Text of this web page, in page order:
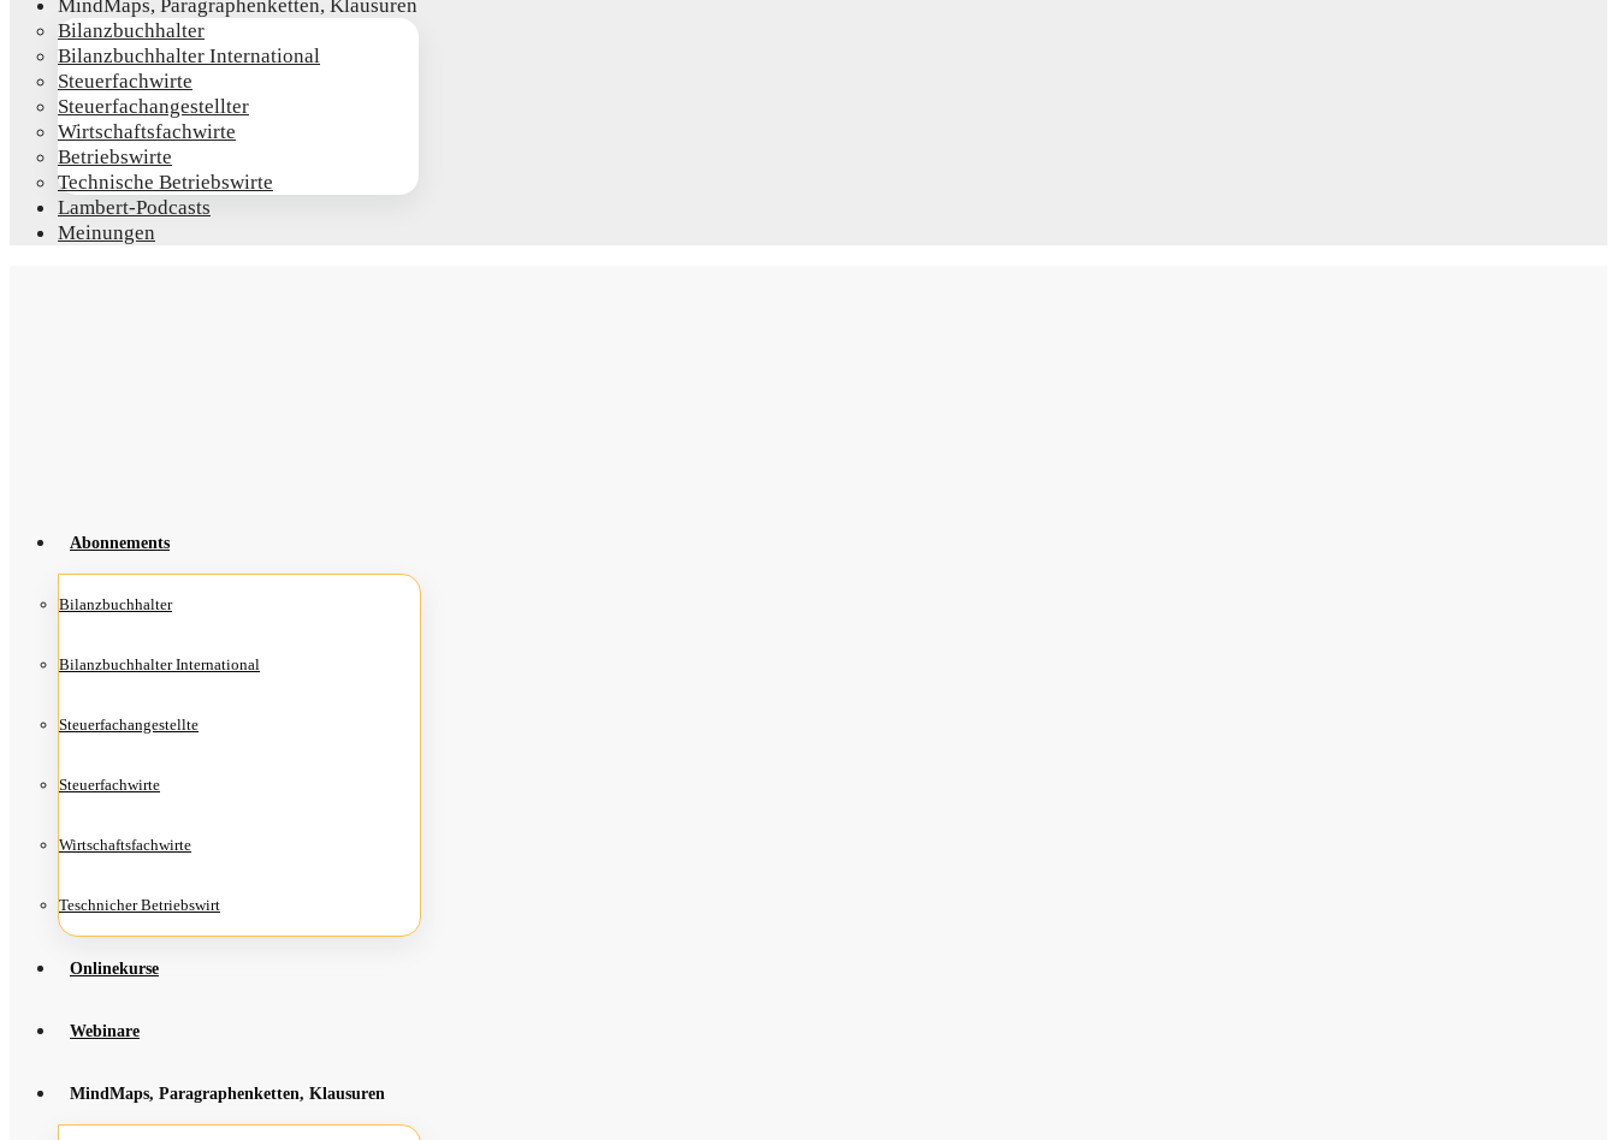
Mind­Maps, Para­gra­phen­ket­ten, Klausuren
Bilanz­buch­hal­ter
Bilanz­buch­hal­ter International
Steu­er­fach­wir­te
Steu­er­fach­an­ge­stell­ter
Wirt­schafts­fach­wir­te
Betriebs­wir­te
Tech­ni­sche Betriebswirte
Lam­­bert-Pod­­casts
Mei­nun­gen
Abon­ne­ments
Bilanz­buch­hal­ter
Bilanz­buch­hal­ter International
Steu­er­fach­an­ge­stell­te
Steu­er­fach­wir­te
Wirt­schafts­fach­wir­te
Teschni­cher Betriebswirt
Online­kur­se
Web­i­na­re
Mind­Maps, Para­gra­phen­ket­ten, Klausuren